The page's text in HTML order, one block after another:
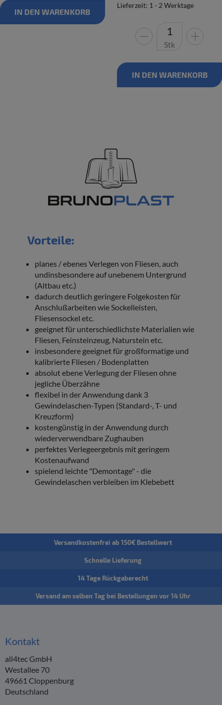
IN DEN WARENKORB
1
von
diesem
erwerben.
Lieferzeit: 1 - 2 Werktage
Stk
IN DEN WARENKORB
Vorteile:
planes / ebenes Verlegen von Fliesen, auch
undinsbesondere auf unebenem Untergrund
(Altbau etc.)
dadurch deutlich geringere Folgekosten für
Anschlußarbeiten wie Sockelleisten,
Fliesensockel etc.
geeignet für unterschiedlichste Materialien wie
Fliesen, Feinsteinzeug, Naturstein etc.
insbesondere geeignet für großformatige und
kalibrierte Fliesen / Bodenplatten
absolut ebene Verlegung der Fliesen ohne
jegliche Überzähne
flexibel in der Anwendung dank 3
Gewindelaschen-Typen (Standard-, T- und
Kreuzform)
kostengünstig in der Anwendung durch
wiederverwendbare Zughauben
perfektes Verlegeergebnis mit geringem
Kostenaufwand
spielend leichte "Demontage" - die
Gewindelaschen verbleiben im Klebebett
Versandkostenfrei ab 150€ Bestellwert
Schnelle Lieferung
14 Tage Rückgaberecht
Versand am selben Tag bei Bestellungen vor 14 Uhr
Kontakt
all4tec GmbH
Westallee 70
49661 Cloppenburg
Deutschland